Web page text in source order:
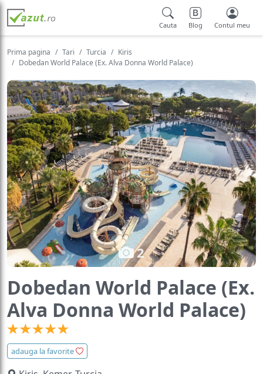
Cauta Blog Contul meu
Prima pagina Tari Turcia
Kiris
Dobedan World Palace (Ex. Alva Donna World Palace)
2
Dobedan World Palace (Ex.
Alva Donna World Palace)
adauga la favorite